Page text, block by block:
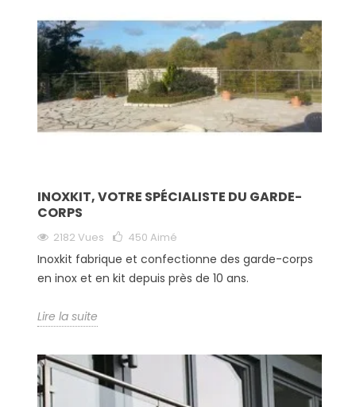
INOXKIT, VOTRE SPÉCIALISTE DU GARDE-
CORPS
2182 Vues 450 Aimé
Inoxkit fabrique et confectionne des garde-corps
en inox et en kit depuis près de 10 ans.
Lire la suite